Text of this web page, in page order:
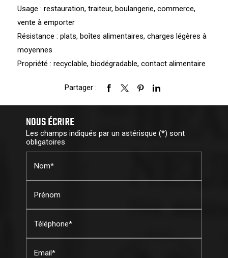
Usage : restauration, traiteur, boulangerie, commerce,
vente à emporter
Résistance : plats, boîtes alimentaires, charges légères à
moyennes
Propriété : recyclable, biodégradable, contact alimentaire
Partager :
NOUS ÉCRIRE
Les champs indiqués par un astérisque (*) sont
obligatoires
Nom*
Prénom
Téléphone*
Email*